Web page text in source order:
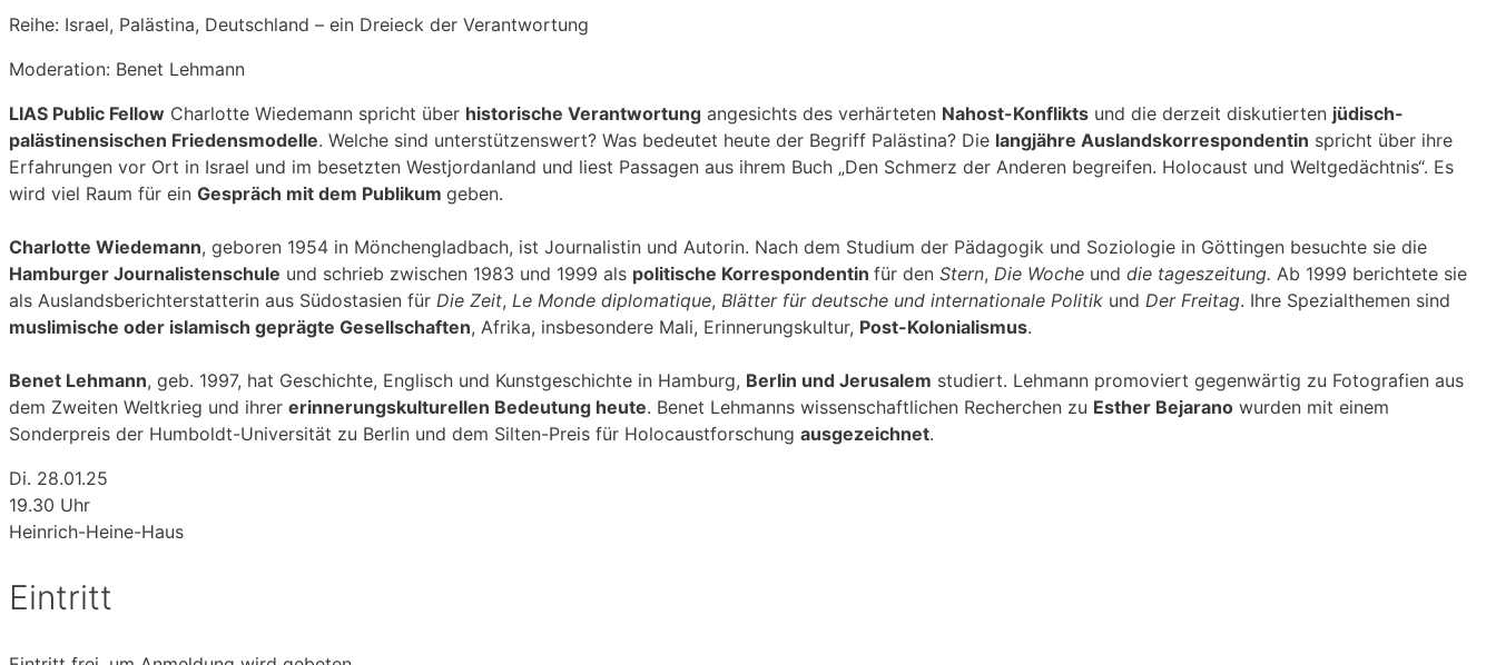
Reihe: Israel, Palästina, Deutschland – ein Dreieck der Verantwortung
Moderation: Benet Lehmann
LIAS Public Fellow Charlotte Wiedemann spricht über historische Verantwortung angesichts des verhärteten Nahost-Konflikts und die derzeit diskutierten jüdisch-
palästinensischen Friedensmodelle. Welche sind unterstützenswert? Was bedeutet heute der Begriff Palästina? Die langjähre Auslandskorrespondentin spricht über ihre
Erfahrungen vor Ort in Israel und im besetzten Westjordanland und liest Passagen aus ihrem Buch „Den Schmerz der Anderen begreifen. Holocaust und Weltgedächtnis“. Es
wird viel Raum für ein Gespräch mit dem Publikum geben.
Charlotte Wiedemann, geboren 1954 in Mönchengladbach, ist Journalistin und Autorin. Nach dem Studium der Pädagogik und Soziologie in Göttingen besuchte sie die
Hamburger Journalistenschule und schrieb zwischen 1983 und 1999 als politische Korrespondentin für den Stern, Die Woche und die tageszeitung. Ab 1999 berichtete sie
als Auslandsberichterstatterin aus Südostasien für Die Zeit, Le Monde diplomatique, Blätter für deutsche und internationale Politik und Der Freitag. Ihre Spezialthemen sind
muslimische oder islamisch geprägte Gesellschaften, Afrika, insbesondere Mali, Erinnerungskultur, Post-Kolonialismus.
Benet Lehmann, geb. 1997, hat Geschichte, Englisch und Kunstgeschichte in Hamburg, Berlin und Jerusalem studiert. Lehmann promoviert gegenwärtig zu Fotografien aus
dem Zweiten Weltkrieg und ihrer erinnerungskulturellen Bedeutung heute. Benet Lehmanns wissenschaftlichen Recherchen zu Esther Bejarano wurden mit einem
Sonderpreis der Humboldt-Universität zu Berlin und dem Silten-Preis für Holocaustforschung ausgezeichnet.
Di. 28.01.25
19.30 Uhr
Heinrich-Heine-Haus
Eintritt